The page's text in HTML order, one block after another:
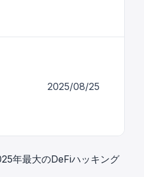
2025/08/25
年最大のDeFiハッキング